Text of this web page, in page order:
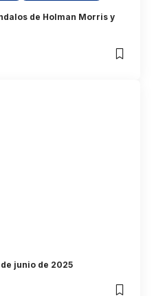
de Holman Morris y
junio de 2025